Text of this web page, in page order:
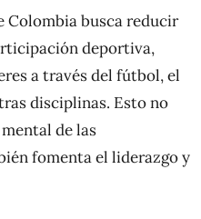
Colombia busca reducir
deportiva,
a través del fútbol, el
disciplinas. Esto no
de las
fomenta el liderazgo y